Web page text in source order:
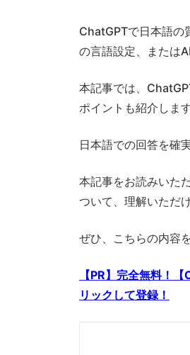
ChatGPTで日本語の
の言語設定、または
本記事では、
ポイントも紹介します
日本語での回答を確
本記事をお読みいた
ついて、理解いただ
ぜひ、こちらの内容
【PR】完全無料！
リックして登録！